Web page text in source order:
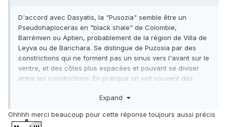
D'accord avec Dasyatis, la "Pusozia" semble être un
Pseudohaploceras en "black shale" de Colombie,
Barrémien ou Aptien, probablement de la région de Villa de
Leyva ou de Barichara. Se distingue de Puzosia par des
constrictions qui ne forment pas un sinus vers l'avant sur le
ventre, et des côtes plus espacées et pouvant se diviser
entre les constrictions. En pratique on voit souvent des
Attention le genre Valdedorsella est aussi possible mais il a
Pseudohaploceras sont plus ou moins comprimés.
Expand
Ohhhh merci beaucoup pour cette réponse toujours aussi précis